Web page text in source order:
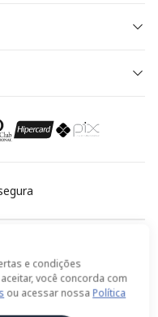
você concorda com
ou acessar nossa
Aceitar
2026
Termos de Uso